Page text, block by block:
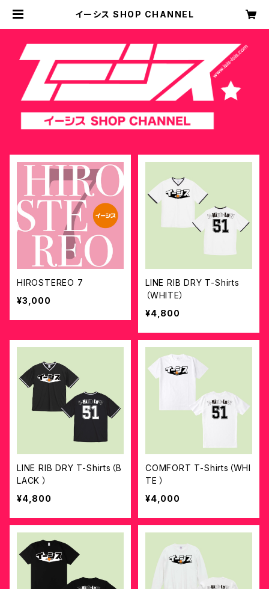
イーシス SHOP CHANNEL
HIROSTEREO 7
¥3,000
LINE RIB DRY T-Shirts
（WHITE）
¥4,800
LINE RIB DRY T-Shirts（B
LACK ）
¥4,800
COMFORT T-Shirts（WHI
TE ）
¥4,000